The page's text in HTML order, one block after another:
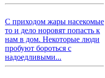
С приходом жары насекомые
то и дело норовят попасть к
нам в дом. Некоторые люди
пробуют бороться с
надоедливыми...